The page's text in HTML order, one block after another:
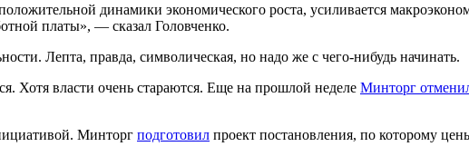
динамики экономического роста, усиливается
платы», — сказал Головченко.
Лепта, правда, символическая, но надо же с чего-нибудь начинать.
Хотя власти очень стараются. Еще на прошлой неделе Минторг
Минторг подготовил проект постановления, по которому